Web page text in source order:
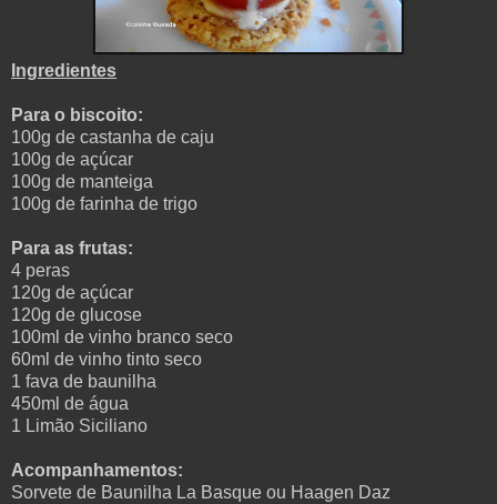
Ingredientes
Para o biscoito:
100g de castanha de caju
100g de açúcar
100g de manteiga
100g de farinha de trigo
Para as frutas:
4 peras
120g de açúcar
120g de glucose
100ml de vinho branco seco
60ml de vinho tinto seco
1 fava de baunilha
450ml de água
1 Limão Siciliano
Acompanhamentos:
Sorvete de Baunilha La Basque ou Haagen Daz